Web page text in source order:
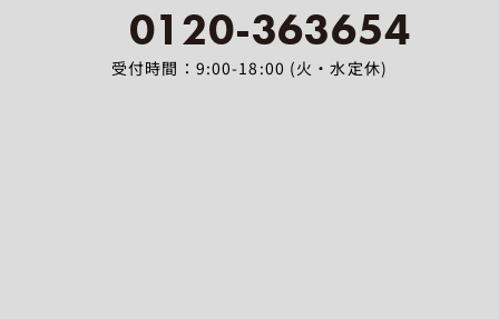
0120-363654
受付時間：9:00-18:00 (火・水定休)